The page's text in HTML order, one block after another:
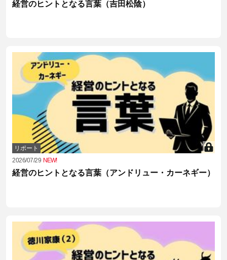
経営のヒントとなる言葉（吉田松陰）
リポート
2026/07/29 NEW!
経営のヒントとなる言葉（アンドリュー・カーネギー）